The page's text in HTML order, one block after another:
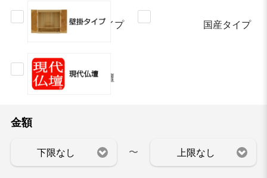
壁掛タイプ 国産タイプ
現代仏壇
金額
下限なし 〜 上限なし